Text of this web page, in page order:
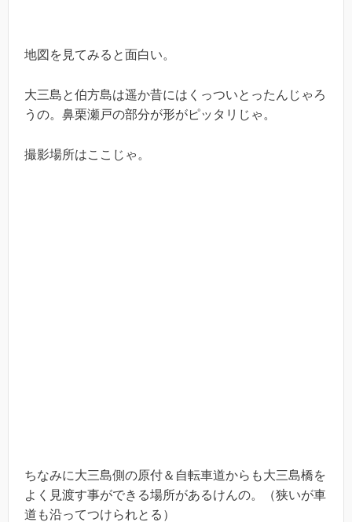
地図を見てみると面白い。
大三島と伯方島は遥か昔にはくっついとったんじゃろ
うの。鼻栗瀬戸の部分が形がピッタリじゃ。
撮影場所はここじゃ。
ちなみに大三島側の原付＆自転車道からも大三島橋を
よく見渡す事ができる場所があるけんの。（狭いが車
道も沿ってつけられとる）